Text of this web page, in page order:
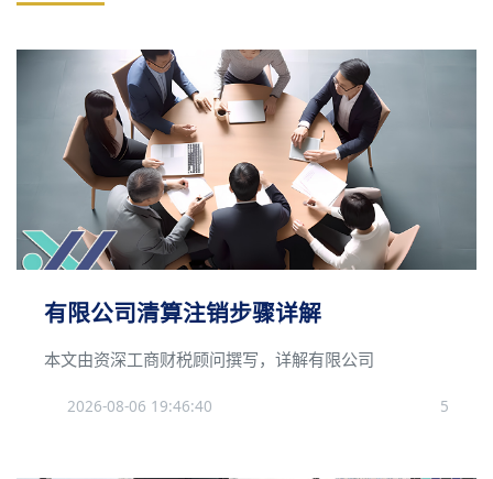
有限公司清算注销步骤详解
本文由资深工商财税顾问撰写，详解有限公司
2026-08-06 19:46:40 5